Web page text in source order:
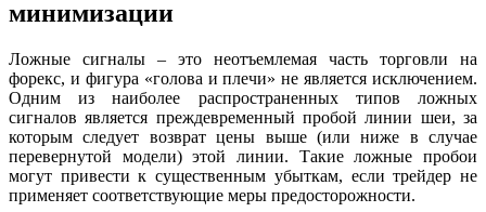
минимизации
Ложные сигналы – это неотъемлемая часть торговли на
форекс, и фигура «голова и плечи» не является исключением.
Одним из наиболее распространенных типов ложных
сигналов является преждевременный пробой линии шеи, за
которым следует возврат цены выше (или ниже в случае
перевернутой модели) этой линии. Такие ложные пробои
могут привести к существенным убыткам, если трейдер не
применяет соответствующие меры предосторожности.